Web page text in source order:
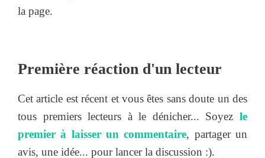
la page.
Première réaction d'un lecteur
Cet article est récent et vous êtes sans doute un des
tous premiers lecteurs à le dénicher... Soyez le
premier à laisser un commentaire, partager un
avis, une idée... pour lancer la discussion :).